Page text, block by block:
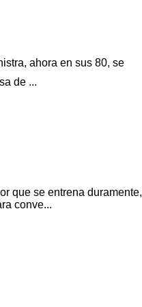
ahora en sus 80, se
de ...
que se entrena duramente,
conve...